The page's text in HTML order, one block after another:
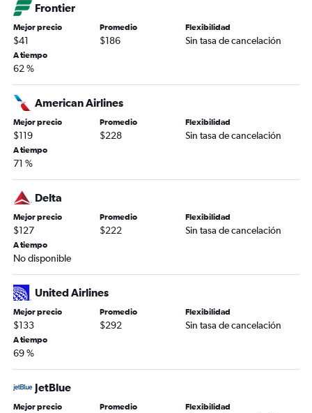
Frontier
Mejor precio
$41
Promedio
$186
Flexibilidad
Sin tasa de cancelación
A tiempo
62 %
American Airlines
Mejor precio
$119
Promedio
$228
Flexibilidad
Sin tasa de cancelación
A tiempo
71 %
Delta
Mejor precio
$127
Promedio
$222
Flexibilidad
Sin tasa de cancelación
A tiempo
No disponible
United Airlines
Mejor precio
$133
Promedio
$292
Flexibilidad
Sin tasa de cancelación
A tiempo
69 %
JetBlue
Mejor precio Promedio Flexibilidad